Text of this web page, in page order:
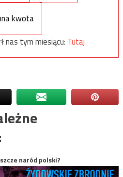
kwota
nas tym miesiącu: Tutaj
naród polski?